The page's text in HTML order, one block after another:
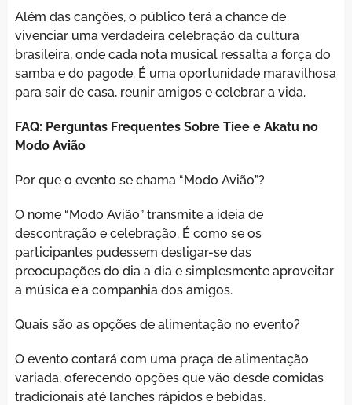
Além das canções, o público terá a chance de
vivenciar uma verdadeira celebração da cultura
brasileira, onde cada nota musical ressalta a força do
samba e do pagode. É uma oportunidade maravilhosa
para sair de casa, reunir amigos e celebrar a vida.
FAQ: Perguntas Frequentes Sobre Tiee e Akatu no
Modo Avião
Por que o evento se chama “Modo Avião”?
O nome “Modo Avião” transmite a ideia de
descontração e celebração. É como se os
participantes pudessem desligar-se das
preocupações do dia a dia e simplesmente aproveitar
a música e a companhia dos amigos.
Quais são as opções de alimentação no evento?
O evento contará com uma praça de alimentação
variada, oferecendo opções que vão desde comidas
tradicionais até lanches rápidos e bebidas.